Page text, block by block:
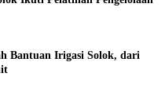
Bantuan Irigasi Solok, dari